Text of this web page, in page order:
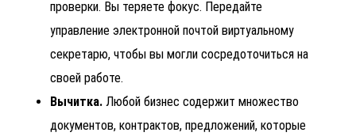
проверки. Вы теряете фокус. Передайте
управление электронной почтой виртуальному
секретарю, чтобы вы могли сосредоточиться на
своей работе.
Вычитка. Любой бизнес содержит множество
документов, контрактов, предложений, которые